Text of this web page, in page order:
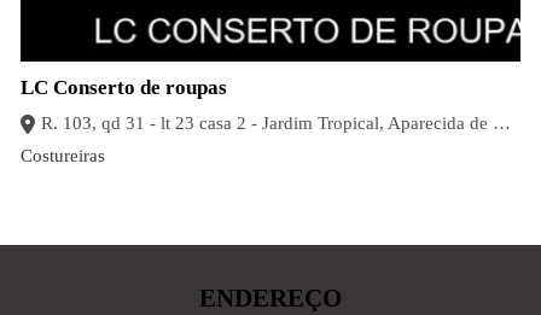
LC Conserto de roupas
R. 103, qd 31 - lt 23 casa 2 - Jardim Tropical, Aparecida de Goiânia - GO, 74946-050, Brasil
Costureiras
ENDEREÇO